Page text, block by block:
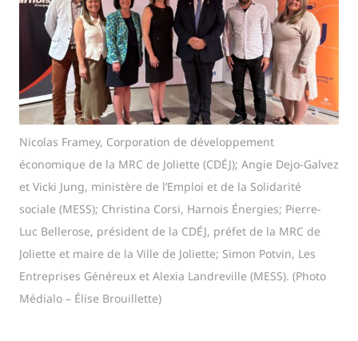
Nicolas Framey, Corporation de développement
économique de la MRC de Joliette (CDÉJ); Angie Dejo-Galvez
et Vicki Jung, ministère de l’Emploi et de la Solidarité
sociale (MESS); Christina Corsi, Harnois Énergies; Pierre-
Luc Bellerose, président de la CDÉJ, préfet de la MRC de
Joliette et maire de la Ville de Joliette; Simon Potvin, Les
Entreprises Généreux et Alexia Landreville (MESS). (Photo
Médialo – Élise Brouillette)